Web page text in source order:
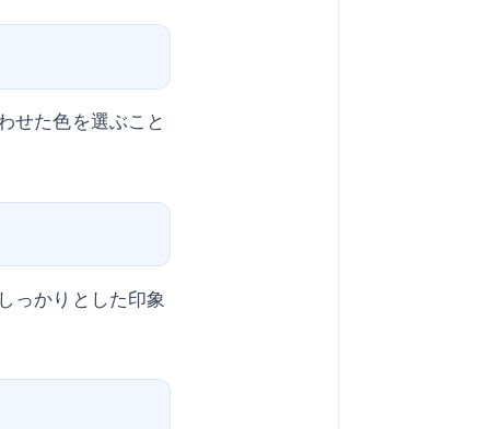
せた色を選ぶこと
っかりとした印象